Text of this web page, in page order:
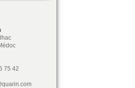
75 42